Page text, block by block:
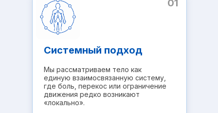
Системный подход
Мы рассматриваем тело как
единую взаимосвязанную систему,
где боль, перекос или ограничение
движения редко возникают
«локально».
01